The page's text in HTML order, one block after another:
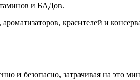
и БАДов.
красителей и
и безопасно, затрачивая на это